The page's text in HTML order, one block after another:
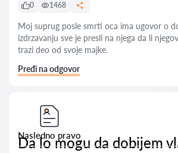
0 1468
Moj suprug posle smrti oca ima ugovor o
izdrzavanju sve je presli na njega da li
trazi deo od svoje majke.
Pređi na odgovor
Nasledno pravo
Da lo mogu da dobijem